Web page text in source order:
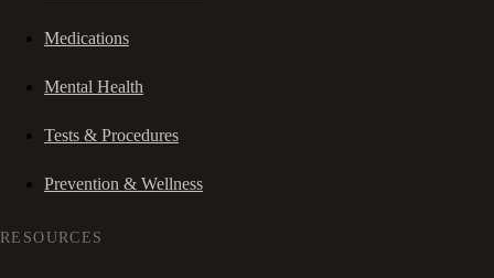
Medications
Mental Health
Tests & Procedures
Prevention & Wellness
RESOURCES